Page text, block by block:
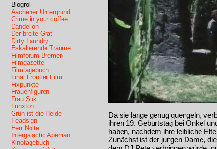
Blogroll
Aachener Untergrund
Crime in your coffee
Dandelion
Der breite Grat
Dirty Laundry
Eskalierende Träume
Filmforum Bremen
Filmgazette
Filmtagebuch
Final Frontier Film
Fixpunkte
Frauenfiguren
Frau Suk
Funxton
Grün ist die Heide
Headsign
Herr Nolte
Intergalactic Apeman
Kinotagebuch
Da sie lange genug quengeln,
ihren 19. Geburtstag bei Onkel
haben, nachdem ihre leibliche
Zunächst ist der jungen Dame,